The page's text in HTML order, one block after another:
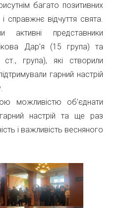
багато позитивних
справжнє відчуття свята.
активні представники
Дар’я (15 група) та
група), які створили
гарний настрій
можливістю об’єднати
настрій та ще раз
і важливість весняного